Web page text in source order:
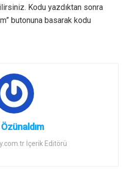
Kodu yazdıktan sonra
butonuna basarak kodu
Özünaldım
İçerik Editörü